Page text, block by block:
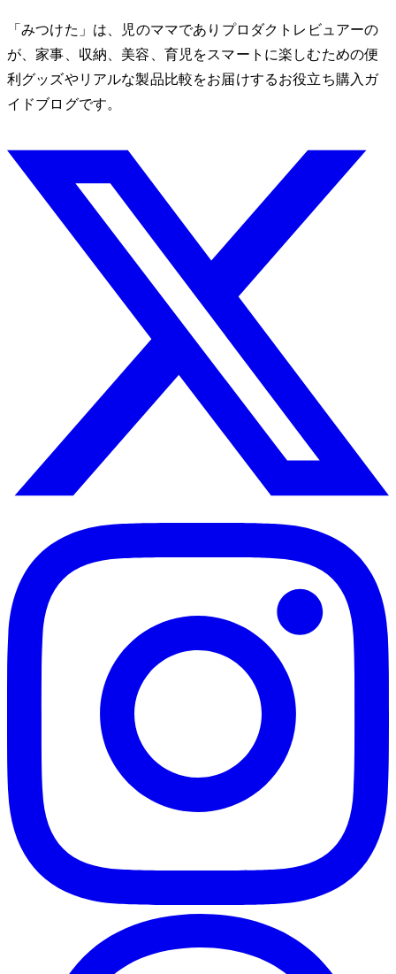
「みつけた」は、2児のママでありプロダクトレビュアーのMio
が、家事、収納、美容、育児をスマートに楽しむための便
利グッズやリアルな製品比較をお届けするお役立ち購入ガ
イドブログです。